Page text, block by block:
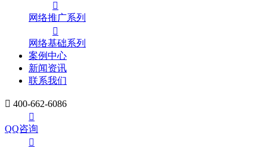

网络推广系列

网络基础系列
案例中心
新闻资讯
联系我们
 400-662-6086

QQ咨询
